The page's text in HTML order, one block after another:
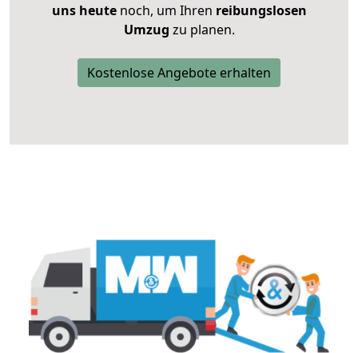
uns heutenoch, um Ihren reibungslosen
Umzug zu planen.
Kostenlose Angebote erhalten